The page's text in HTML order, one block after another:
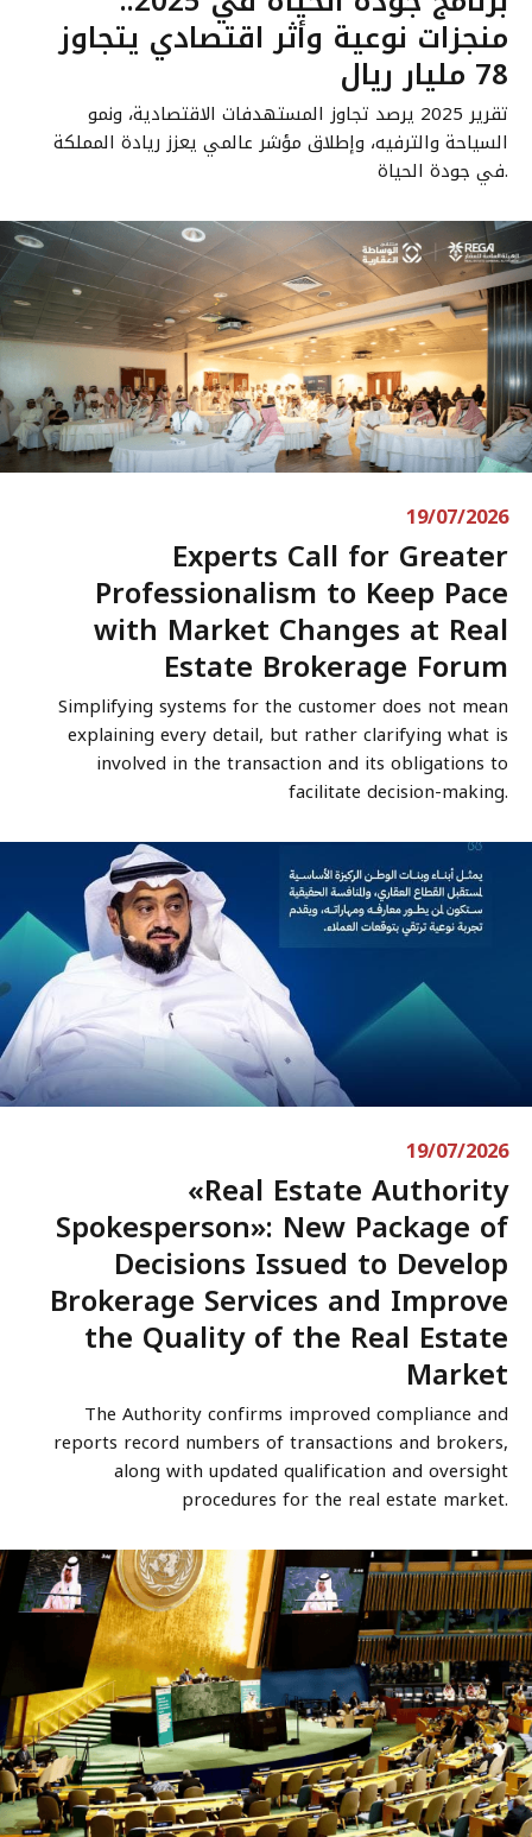
منجزات نوعية وأثر اقتصادي يتجاوز
78 مليار ريال
تقرير 2025 يرصد تجاوز المستهدفات الاقتصادية، ونمو
السياحة والترفيه، وإطلاق مؤشر عالمي يعزز ريادة المملكة
في جودة الحياة.
19/07/2026
Experts Call for Greater
Professionalism to Keep Pace
with Market Changes at Real
Estate Brokerage Forum
Simplifying systems for the customer does not mean
explaining every detail, but rather clarifying what is
involved in the transaction and its obligations to
facilitate decision-making.
19/07/2026
«Real Estate Authority
Spokesperson»: New Package of
Decisions Issued to Develop
Brokerage Services and Improve
the Quality of the Real Estate
Market
The Authority confirms improved compliance and
reports record numbers of transactions and brokers,
along with updated qualification and oversight
procedures for the real estate market.